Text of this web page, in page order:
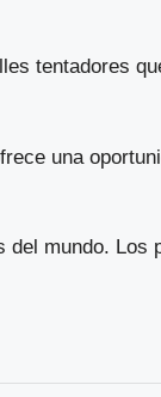
tentadores
una
mundo. Los